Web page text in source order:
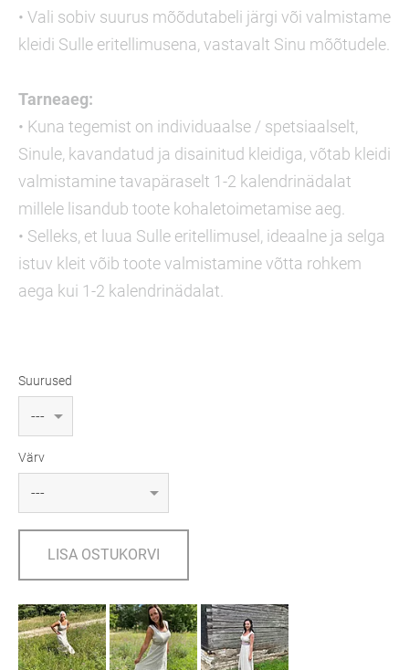
• Vali sobiv suurus mõõdutabeli järgi või valmistame
kleidi Sulle eritellimusena, vastavalt Sinu mõõtudele.
Tarneaeg:
• Kuna tegemist on individuaalse / spetsiaalselt,
Sinule, kavandatud ja disainitud kleidiga, võtab kleidi
valmistamine tavapäraselt 1-2 kalendrinädalat
millele lisandub toote kohaletoimetamise aeg.
• Selleks, et luua Sulle eritellimusel, ideaalne ja selga
istuv kleit võib toote valmistamine võtta rohkem
aega kui 1-2 kalendrinädalat.
Suurused
Värv
LISA OSTUKORVI